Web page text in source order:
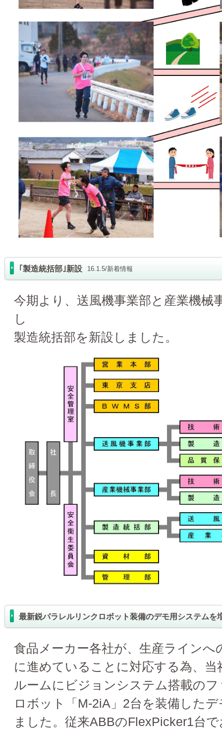
｢製造統括部｣新設 16.1.5/新着情報
今期より、送風機事業部と産業機械
し
製造統括部を新設しました。
最新鋭パラレルリンクロボット装備のデモ用システムを
食品メーカー各社が、生産ラインへ
に進めていることに対応する為、
ルームにビジョンシステム搭載の
ロボット「M-2iA」2台を装備した
ました。従来ABBのFlexPicker1台